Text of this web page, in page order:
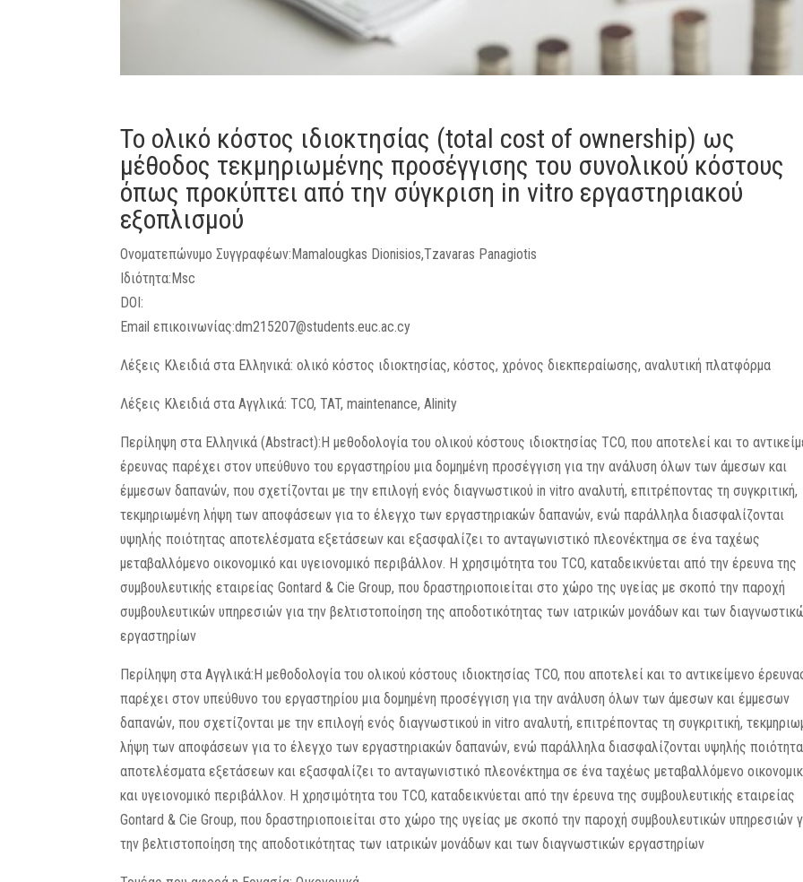
Το ολικό κόστος ιδιοκτησίας (total cost of ownership) ως
μέθοδος τεκμηριωμένης προσέγγισης του συνολικού κόστους
όπως προκύπτει από την σύγκριση in vitro εργαστηριακού
εξοπλισμού
Ονοματεπώνυμο Συγγραφέων:Mamalougkas Dionisios,Tzavaras Panagiotis
Ιδιότητα:Msc
DOI:
Email επικοινωνίας:dm215207@students.euc.ac.cy
Λέξεις Κλειδιά στα Ελληνικά: ολικό κόστος ιδιοκτησίας, κόστος, χρόνος διεκπεραίωσης, αναλυτική πλατφόρμα
Λέξεις Κλειδιά στα Αγγλικά: TCO, TAT, maintenance, Alinity
Περίληψη στα Ελληνικά (Abstract):H μεθοδολογία του ολικού κόστους ιδιοκτησίας TCO, που αποτελεί και το
έρευνας παρέχει στον υπεύθυνο του εργαστηρίου μια δομημένη προσέγγιση για την ανάλυση όλων των άμεσων και
έμμεσων δαπανών, που σχετίζονται με την επιλογή ενός διαγνωστικού in vitro αναλυτή, επιτρέποντας τη συγκριτική,
τεκμηριωμένη λήψη των αποφάσεων για το έλεγχο των εργαστηριακών δαπανών, ενώ παράλληλα διασφαλίζονται
υψηλής ποιότητας αποτελέσματα εξετάσεων και εξασφαλίζει το ανταγωνιστικό πλεονέκτημα σε ένα ταχέως
μεταβαλλόμενο οικονομικό και υγειονομικό περιβάλλον. Η χρησιμότητα του TCO, καταδεικνύεται από την έρευνα της
συμβουλευτικής εταιρείας Gontard & Cie Group, που δραστηριοποιείται στο χώρο της υγείας με σκοπό την παροχή
συμβουλευτικών υπηρεσιών για την βελτιστοποίηση της αποδοτικότητας των ιατρικών μονάδων και των
εργαστηρίων
Περίληψη στα Αγγλικά:H μεθοδολογία του ολικού κόστους ιδιοκτησίας TCO, που αποτελεί και το αντικείμενο
παρέχει στον υπεύθυνο του εργαστηρίου μια δομημένη προσέγγιση για την ανάλυση όλων των άμεσων και έμμεσων
δαπανών, που σχετίζονται με την επιλογή ενός διαγνωστικού in vitro αναλυτή, επιτρέποντας τη συγκριτική,
λήψη των αποφάσεων για το έλεγχο των εργαστηριακών δαπανών, ενώ παράλληλα διασφαλίζονται υψηλής
αποτελέσματα εξετάσεων και εξασφαλίζει το ανταγωνιστικό πλεονέκτημα σε ένα ταχέως μεταβαλλόμενο
και υγειονομικό περιβάλλον. Η χρησιμότητα του TCO, καταδεικνύεται από την έρευνα της συμβουλευτικής εταιρείας
Gontard & Cie Group, που δραστηριοποιείται στο χώρο της υγείας με σκοπό την παροχή συμβουλευτικών υπηρεσιών
την βελτιστοποίηση της αποδοτικότητας των ιατρικών μονάδων και των διαγνωστικών εργαστηρίων